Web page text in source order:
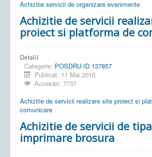
Achizitie servicii de organizare evenimente
Achizitie de servicii
proiect si platforma de
Detalii
Categorie: POSDRU ID 137857
Publicat: 11 Mai 2015
Accesări: 7737
Achizitie de servicii realizare site proiect si
comunicare
Achizitie de servicii de
imprimare brosura